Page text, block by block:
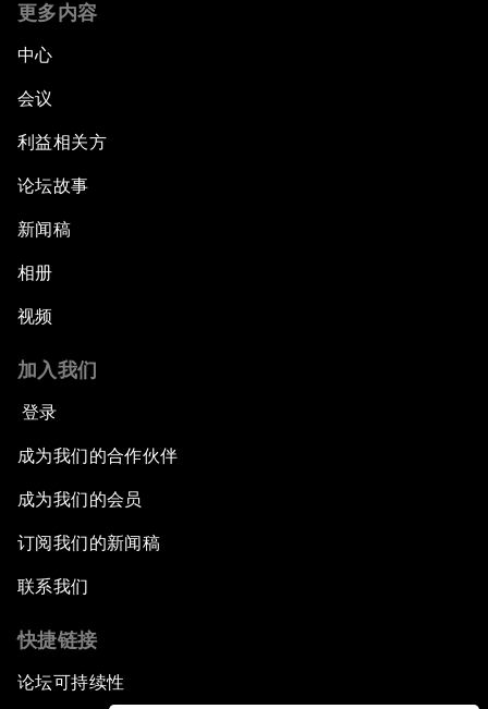
更多内容
中心
会议
利益相关方
论坛故事
新闻稿
相册
视频
加入我们
登录
成为我们的合作伙伴
成为我们的会员
订阅我们的新闻稿
联系我们
快捷链接
论坛可持续性